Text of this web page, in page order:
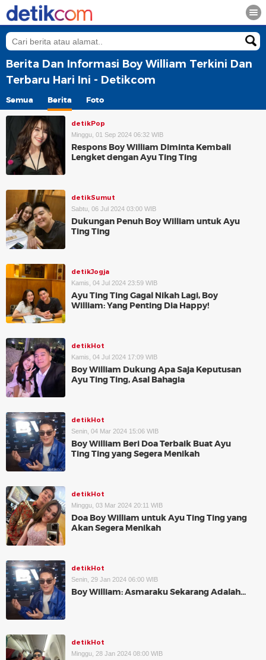
Berita Dan Informasi Boy William Terkini Dan
Terbaru Hari Ini - Detikcom
Semua Berita Foto
detikPop
Minggu, 01 Sep 2024 06:32 WIB
Respons Boy William Diminta Kembali
Lengket dengan Ayu Ting Ting
detikSumut
Sabtu, 06 Jul 2024 03:00 WIB
Dukungan Penuh Boy William untuk Ayu
Ting Ting
detikJogja
Kamis, 04 Jul 2024 23:59 WIB
Ayu Ting Ting Gagal Nikah Lagi, Boy
William: Yang Penting Dia Happy!
detikHot
Kamis, 04 Jul 2024 17:09 WIB
Boy William Dukung Apa Saja Keputusan
Ayu Ting Ting, Asal Bahagia
detikHot
Senin, 04 Mar 2024 15:06 WIB
Boy William Beri Doa Terbaik Buat Ayu
Ting Ting yang Segera Menikah
detikHot
Minggu, 03 Mar 2024 20:11 WIB
Doa Boy William untuk Ayu Ting Ting yang
Akan Segera Menikah
detikHot
Senin, 29 Jan 2024 06:00 WIB
Boy William: Asmaraku Sekarang Adalah...
detikHot
Minggu, 28 Jan 2024 08:00 WIB